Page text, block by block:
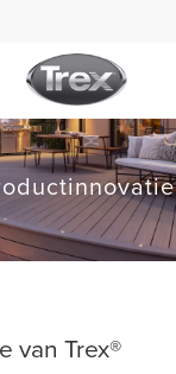
van Trex®